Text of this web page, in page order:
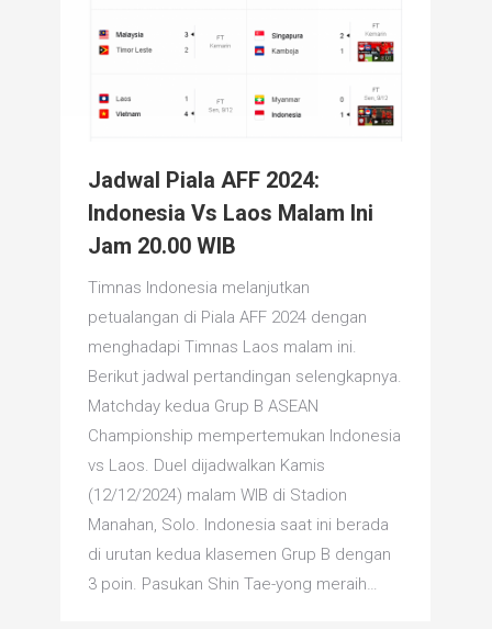
Jadwal Piala AFF 2024:
Indonesia Vs Laos Malam Ini
Jam 20.00 WIB
Timnas Indonesia melanjutkan
petualangan di Piala AFF 2024 dengan
menghadapi Timnas Laos malam ini.
Berikut jadwal pertandingan selengkapnya.
Matchday kedua Grup B ASEAN
Championship mempertemukan Indonesia
vs Laos. Duel dijadwalkan Kamis
(12/12/2024) malam WIB di Stadion
Manahan, Solo. Indonesia saat ini berada
di urutan kedua klasemen Grup B dengan
3 poin. Pasukan Shin Tae-yong meraih…